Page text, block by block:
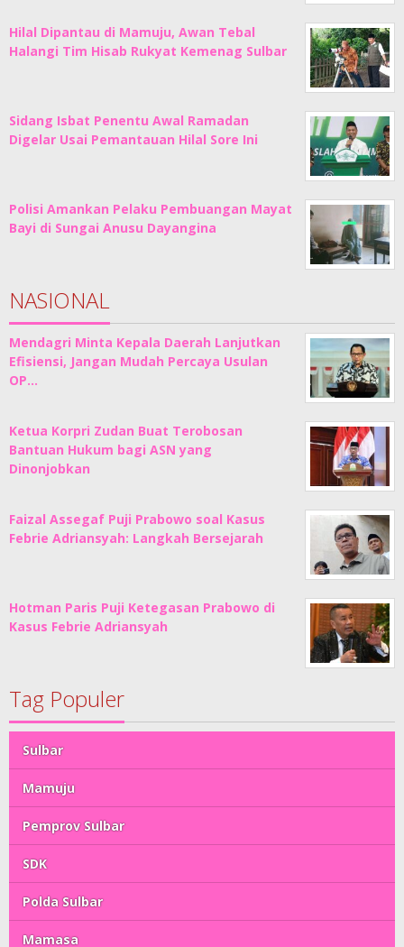
Hilal Dipantau di Mamuju, Awan Tebal
Halangi Tim Hisab Rukyat Kemenag Sulbar
Sidang Isbat Penentu Awal Ramadan
Digelar Usai Pemantauan Hilal Sore Ini
Polisi Amankan Pelaku Pembuangan Mayat
Bayi di Sungai Anusu Dayangina
NASIONAL
Mendagri Minta Kepala Daerah Lanjutkan
Efisiensi, Jangan Mudah Percaya Usulan
OP…
Ketua Korpri Zudan Buat Terobosan
Bantuan Hukum bagi ASN yang
Dinonjobkan
Faizal Assegaf Puji Prabowo soal Kasus
Febrie Adriansyah: Langkah Bersejarah
Hotman Paris Puji Ketegasan Prabowo di
Kasus Febrie Adriansyah
Tag Populer
Sulbar
Mamuju
Pemprov Sulbar
SDK
Polda Sulbar
Mamasa